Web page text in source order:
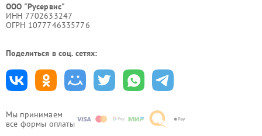
Мы принимаем
все формы оплаты
ООО "Русервис"
ИНН 7702633247
ОГРН 1077746335776
Поделиться в соц. сетях: